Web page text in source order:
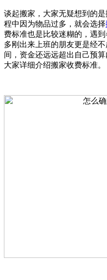
谈起搬家，大家无疑想到的
程中因为物品过多，就会选择
费标准也是比较迷糊的，遇
多刚出来上班的朋友更是经
间，资金还远远超出自己预
大家详细介绍搬家收费标准。